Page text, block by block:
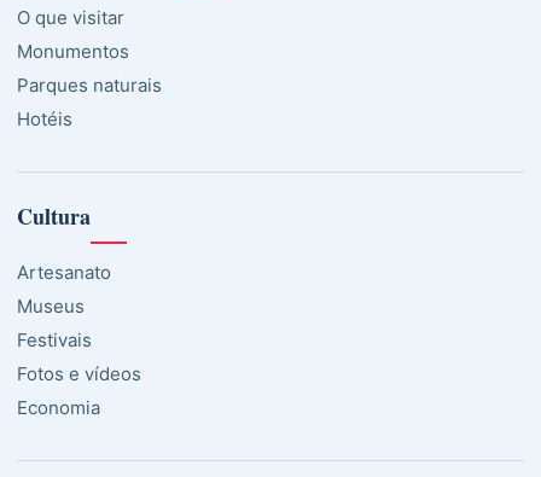
O que visitar
Monumentos
Parques naturais
Hotéis
Cultura
Artesanato
Museus
Festivais
Fotos e vídeos
Economia